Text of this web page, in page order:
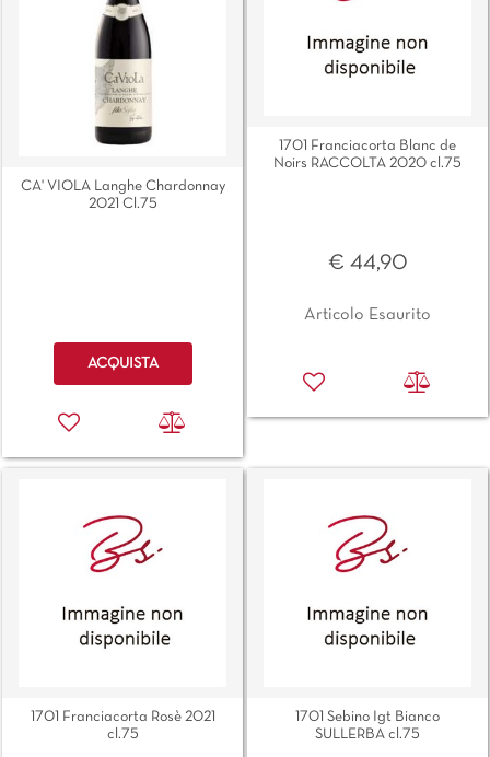
CA' VIOLA Langhe Chardonnay
2021 Cl.75
Quantità
ACQUISTA
1701 Franciacorta Blanc de
Noirs RACCOLTA 2020 cl.75
€ 44,90
Articolo Esaurito
1701 Franciacorta Rosè 2021
cl.75
1701 Sebino Igt Bianco
SULLERBA cl.75